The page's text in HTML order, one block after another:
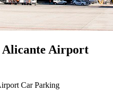
Alicante Airport